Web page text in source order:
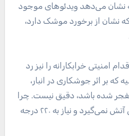
نشان می‌دهد ویدئوهای موجود
نشان از برخورد موشک دارد،
امنیتی خرابکارانه را نیز رد
که بر اثر جوشکاری در انبار،
شده باشد، دقیق نیست. چرا
که ماده نیترات به راحتی آتش نمی‌گیرد و نیاز به ۲۲۰ درجه